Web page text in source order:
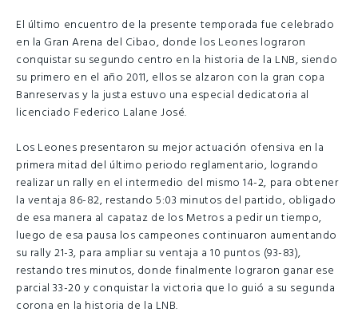
El último encuentro de la presente temporada fue celebrado
en la Gran Arena del Cibao, donde los Leones lograron
conquistar su segundo centro en la historia de la LNB, siendo
su primero en el año 2011, ellos se alzaron con la gran copa
Banreservas y la justa estuvo una especial dedicatoria al
licenciado Federico Lalane José.
Los Leones presentaron su mejor actuación ofensiva en la
primera mitad del último periodo reglamentario, logrando
realizar un rally en el intermedio del mismo 14-2, para obtener
la ventaja 86-82, restando 5:03 minutos del partido, obligado
de esa manera al capataz de los Metros a pedir un tiempo,
luego de esa pausa los campeones continuaron aumentando
su rally 21-3, para ampliar su ventaja a 10 puntos (93-83),
restando tres minutos, donde finalmente lograron ganar ese
parcial 33-20 y conquistar la victoria que lo guió a su segunda
corona en la historia de la LNB.